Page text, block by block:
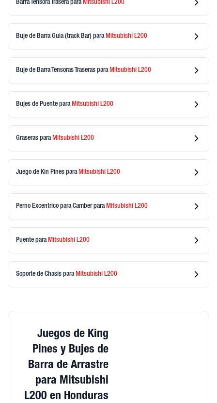
Barra Tensora Trasera para Mitsubishi L200
Buje de Barra Guia (track Bar) para Mitsubishi L200
Buje de Barra Tensoras Traseras para Mitsubishi L200
Bujes de Puente para Mitsubishi L200
Graseras para Mitsubishi L200
Juego de Kin Pines para Mitsubishi L200
Perno Excentrico para Camberpara Mitsubishi L200
Puente para Mitsubishi L200
Soporte de Chasis para Mitsubishi L200
Juegos de King
Pines y Bujes de
Barra de Arrastre
para Mitsubishi
L200 en Honduras